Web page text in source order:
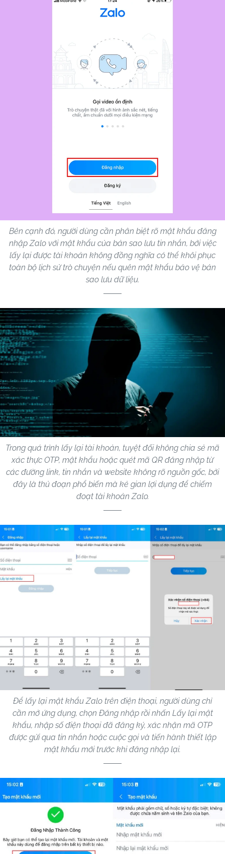
Bên cạnh đó, người dùng cần phân biệt rõ mật khẩu đăng
nhập Zalo với mật khẩu của bản sao lưu tin nhắn, bởi việc
lấy lại được tài khoản không đồng nghĩa có thể khôi phục
toàn bộ lịch sử trò chuyện nếu quên mật khẩu bảo vệ bản
sao lưu dữ liệu.
Trong quá trình lấy lại tài khoản, tuyệt đối không chia sẻ mã
xác thực OTP, mật khẩu hoặc quét mã QR đăng nhập từ
các đường link, tin nhắn và website không rõ nguồn gốc, bởi
đây là thủ đoạn phổ biến mà kẻ gian lợi dụng để chiếm
đoạt tài khoản Zalo.
Để lấy lại mật khẩu Zalo trên điện thoại, người dùng chỉ
cần mở ứng dụng, chọn Đăng nhập rồi nhấn Lấy lại mật
khẩu, nhập số điện thoại đã đăng ký, xác nhận mã OTP
được gửi qua tin nhắn hoặc cuộc gọi và tiến hành thiết lập
mật khẩu mới trước khi đăng nhập lại.